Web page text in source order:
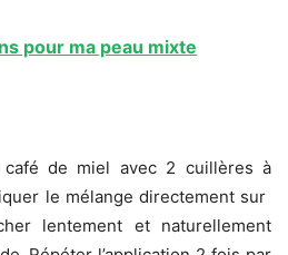
pour ma peau mixte
de miel avec 2 cuillères à
le mélange directement sur
lentement et naturellement